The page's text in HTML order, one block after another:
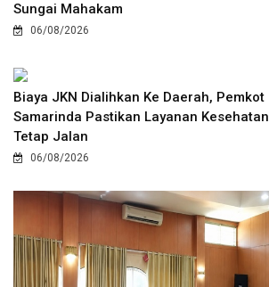
Sungai Mahakam
06/08/2026
Biaya JKN Dialihkan Ke Daerah, Pemkot
Samarinda Pastikan Layanan Kesehatan
Tetap Jalan
06/08/2026